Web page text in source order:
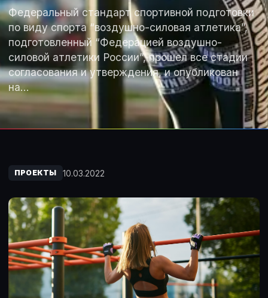
Федеральный стандарт спортивной подготовки
по виду спорта “воздушно-силовая атлетика”,
подготовленный “Федерацией воздушно-
силовой атлетики России”, прошел все стадии
согласования и утверждения, и опубликован
на…
ПРОЕКТЫ 10.03.2022